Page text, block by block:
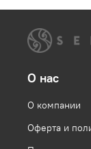
О нас
О компании
Оферта и